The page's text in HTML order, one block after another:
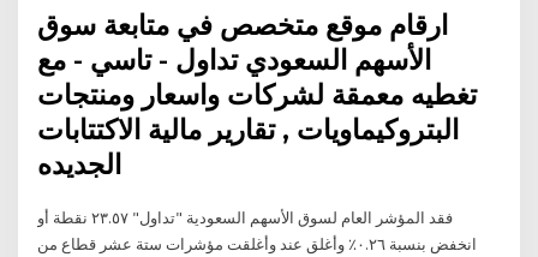
ارقام موقع متخصص في متابعة سوق
الأسهم السعودي تداول - تاسي - مع
تغطيه معمقة لشركات واسعار ومنتجات
البتروكيماويات , تقارير مالية الاكتتابات
الجديده
فقد المؤشر العام لسوق الأسهم السعودية "تداول" ٢٣.٥٧ نقطة أو
انخفض بنسبة ٠.٢٦٪ وأغلق عند وأغلقت مؤشرات ستة عشر قطاع من